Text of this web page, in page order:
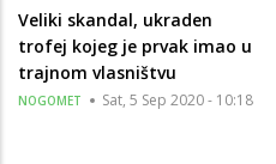
Veliki skandal, ukraden
trofej kojeg je prvak imao u
trajnom vlasništvu
NOGOMET Sat, 5 Sep 2020 - 10:18